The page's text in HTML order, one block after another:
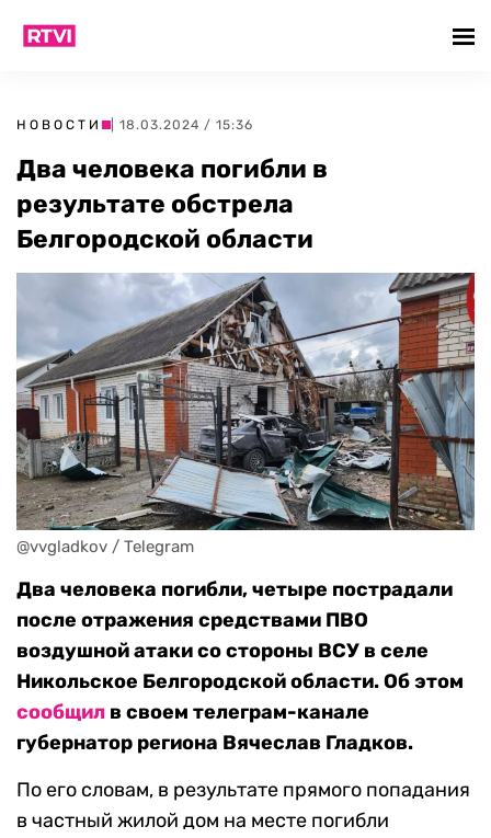
НОВОСТИ | 18.03.2024 / 15:36
Два человека погибли в
результате обстрела
Белгородской области
@vvgladkov / Telegram
Два человека погибли, четыре пострадали
после отражения средствами ПВО
воздушной атаки со стороны ВСУ в селе
Никольское Белгородской области. Об этом
сообщил в своем телеграм-канале
губернатор региона Вячеслав Гладков.
По его словам, в результате прямого попадания
в частный жилой дом на месте погибли